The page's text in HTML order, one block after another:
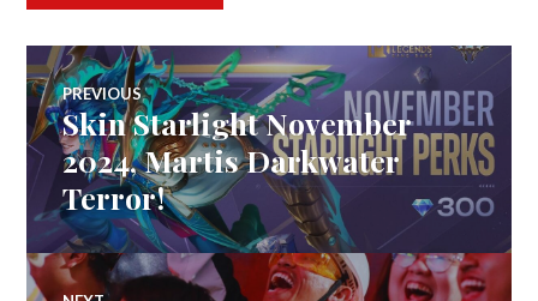
Post
navigation
PREVIOUS
Previous
post:
Skin Starlight November
2024, Martis Darkwater
Terror!